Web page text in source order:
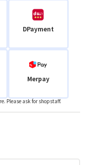
DPayment
Merpay
Please ask for shopstaff.